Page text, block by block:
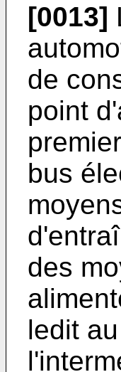
[0013]
de
point
bus
des
ledit